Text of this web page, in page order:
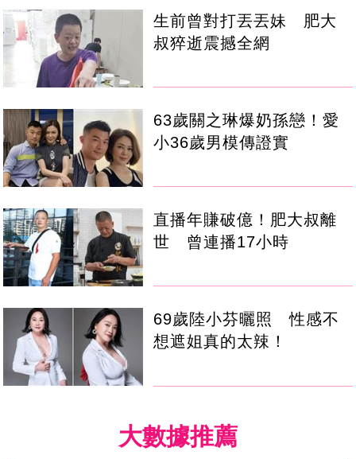
生前曾對打丟丟妹 肥大
叔猝逝震撼全網
63歲關之琳爆奶孫戀！愛
小36歲男模傳證實
直播年賺破億！肥大叔離
世 曾連播17小時
69歲陸小芬曬照 性感不
想遮姐真的太辣！
大數據推薦